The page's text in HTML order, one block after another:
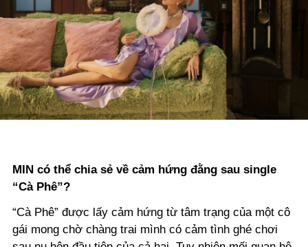
MIN có thể chia sẻ về cảm hứng đằng sau single
“Cà Phê”?
“Cà Phê” được lấy cảm hứng từ tâm trạng của một cô
gái mong chờ chàng trai mình có cảm tình ghé chơi